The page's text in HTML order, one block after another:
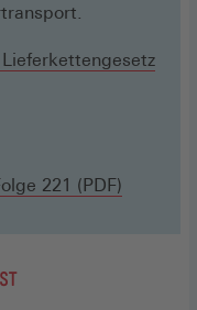
221 (PDF)